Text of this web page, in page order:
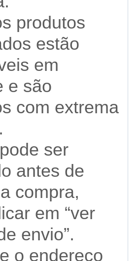
produtos
estão
em
e são
com extrema
ser
antes de
compra,
em “ver
envio”.
o endereço